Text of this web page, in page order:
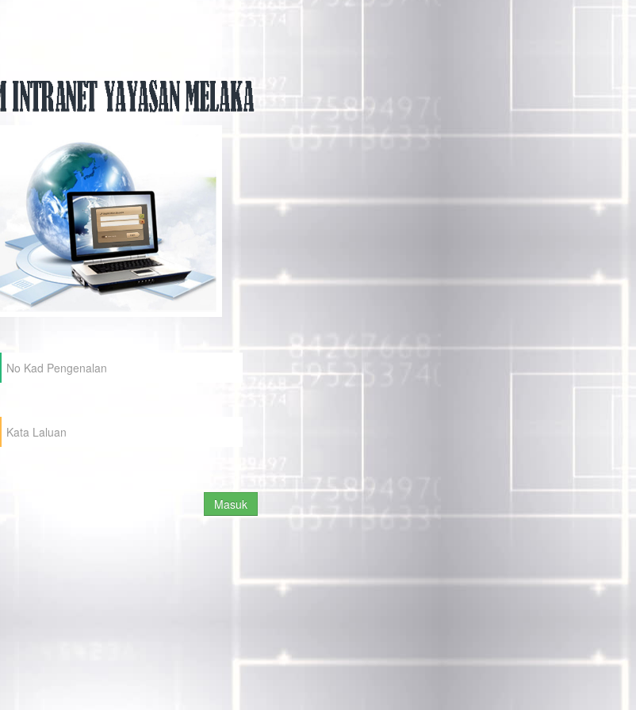
Masuk